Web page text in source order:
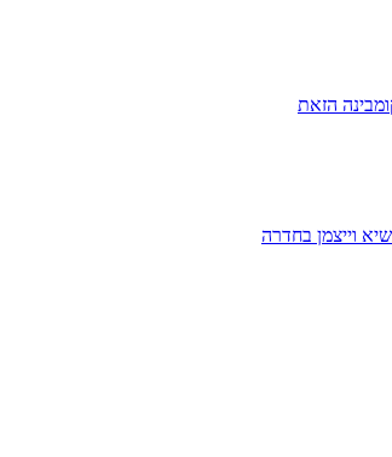
הזאת